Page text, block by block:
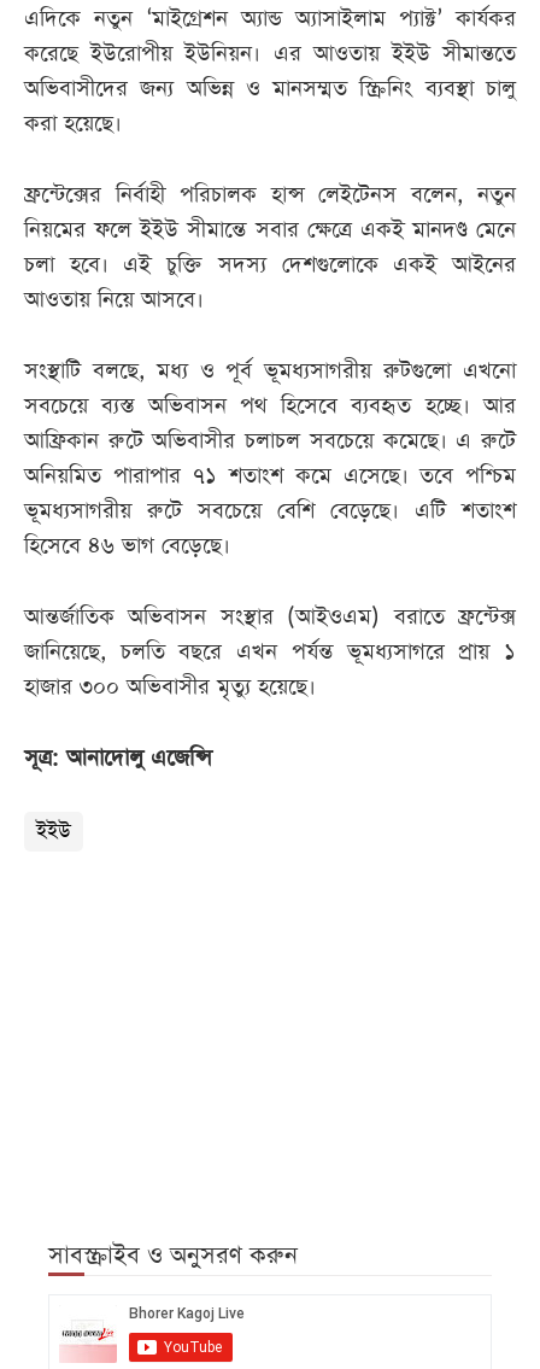
এদিকে নতুন ‘মাইগ্রেশন অ্যান্ড অ্যাসাইলাম প্যাক্ট’ কার্যকর
করেছে ইউরোপীয় ইউনিয়ন। এর আওতায় ইইউ সীমান্ততে
অভিবাসীদের জন্য অভিন্ন ও মানসম্মত স্ক্রিনিং ব্যবস্থা চালু
করা হয়েছে।
ফ্রন্টেক্সের নির্বাহী পরিচালক হান্স লেইটেনস বলেন, নতুন
নিয়মের ফলে ইইউ সীমান্তে সবার ক্ষেত্রে একই মানদণ্ড মেনে
চলা হবে। এই চুক্তি সদস্য দেশগুলোকে একই আইনের
আওতায় নিয়ে আসবে।
সংস্থাটি বলছে, মধ্য ও পূর্ব ভূমধ্যসাগরীয় রুটগুলো এখনো
সবচেয়ে ব্যস্ত অভিবাসন পথ হিসেবে ব্যবহৃত হচ্ছে। আর
আফ্রিকান রুটে অভিবাসীর চলাচল সবচেয়ে কমেছে। এ রুটে
অনিয়মিত পারাপার ৭১ শতাংশ কমে এসেছে। তবে পশ্চিম
ভূমধ্যসাগরীয় রুটে সবচেয়ে বেশি বেড়েছে। এটি শতাংশ
হিসেবে ৪৬ ভাগ বেড়েছে।
আন্তর্জাতিক অভিবাসন সংস্থার (আইওএম) বরাতে ফ্রন্টেক্স
জানিয়েছে, চলতি বছরে এখন পর্যন্ত ভূমধ্যসাগরে প্রায় ১
হাজার ৩০০ অভিবাসীর মৃত্যু হয়েছে।
সূত্র: আনাদোলু এজেন্সি
ইইউ
সাবস্ক্রাইব ও অনুসরণ করুন